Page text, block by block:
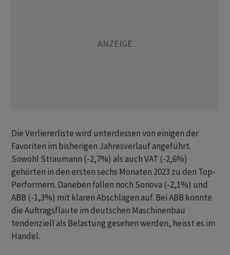
Die Verliererliste wird unterdessen von einigen der
Favoriten im bisherigen Jahresverlauf angeführt.
Sowohl Straumann (-2,7%) als auch VAT (-2,6%)
gehörten in den ersten sechs Monaten 2023 zu den Top-
Performern. Daneben fallen noch Sonova (-2,1%) und
ABB (-1,3%) mit klaren Abschlägen auf. Bei ABB könnte
die Auftragsflaute im deutschen Maschinenbau
tendenziell als Belastung gesehen werden, heisst es im
Handel.